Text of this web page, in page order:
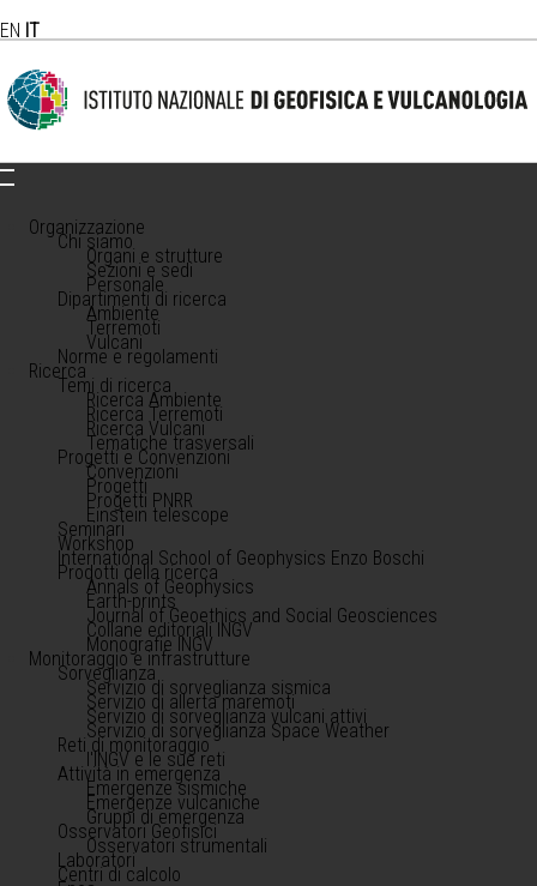
EN IT
Organizzazione
Chi siamo
Organi e strutture
Sezioni e sedi
Personale
Dipartimenti di ricerca
Ambiente
Terremoti
Vulcani
Norme e regolamenti
Ricerca
Temi di ricerca
Ricerca Ambiente
Ricerca Terremoti
Ricerca Vulcani
Tematiche trasversali
Progetti e Convenzioni
Convenzioni
Progetti
Progetti PNRR
Einstein telescope
Seminari
Workshop
International School of Geophysics Enzo Boschi
Prodotti della ricerca
Annals of Geophysics
Earth-prints
Journal of Geoethics and Social Geosciences
Collane editoriali INGV
Monografie INGV
Monitoraggio e infrastrutture
Sorveglianza
Servizio di sorveglianza sismica
Servizio di allerta maremoti
Servizio di sorveglianza vulcani attivi
Servizio di sorveglianza Space Weather
Reti di monitoraggio
l'INGV e le sue reti
Attività in emergenza
Emergenze sismiche
Emergenze vulcaniche
Gruppi di emergenza
Osservatori Geofisici
Osservatori strumentali
Laboratori
Centri di calcolo